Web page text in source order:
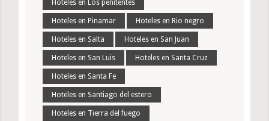
Hoteles en Los penitentes
Hoteles en Pinamar Hoteles en Rio negro
Hoteles en Salta Hoteles en San Juan
Hoteles en San Luis Hoteles en Santa Cruz
Hoteles en Santa Fe
Hoteles en Santiago del estero
Hoteles en Tierra del fuego